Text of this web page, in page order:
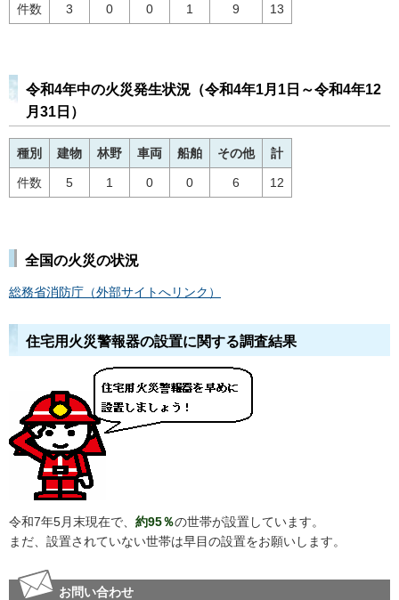
件数 3 0 0 1 9 13
令和4年中の火災発生状況（令和4年1月1日～令和4年12
月31日）
種別 建物 林野 車両 船舶 その他 計
件数 5 1 0 0 6 12
全国の火災の状況
総務省消防庁（外部サイトへリンク）
住宅用火災警報器の設置に関する調査結果
令和7年5月末現在で、 約95％の世帯が設置しています。
まだ、設置されていない世帯は早目の設置をお願いします。
お問い合わせ